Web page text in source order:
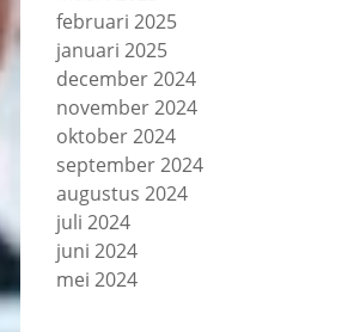
februari 2025
januari 2025
december 2024
november 2024
oktober 2024
september 2024
augustus 2024
juli 2024
juni 2024
mei 2024